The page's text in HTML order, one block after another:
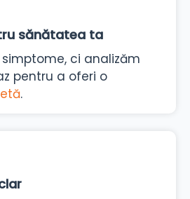
sănătatea ta
ci analizăm
pentru a oferi o
.